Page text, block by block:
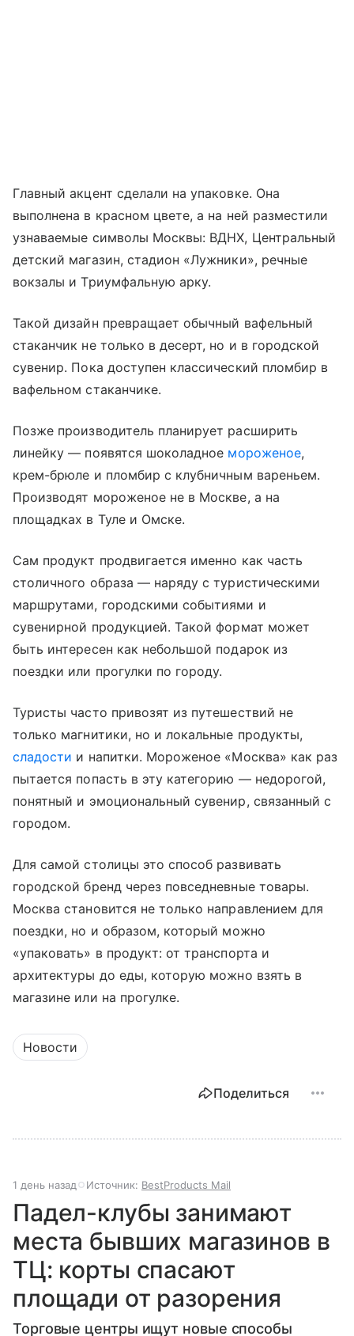
Главный акцент сделали на упаковке. Она
выполнена в красном цвете, а на ней разместили
узнаваемые символы Москвы: ВДНХ, Центральный
детский магазин, стадион «Лужники», речные
вокзалы и Триумфальную арку.
Такой дизайн превращает обычный вафельный
стаканчик не только в десерт, но и в городской
сувенир. Пока доступен классический пломбир в
вафельном стаканчике.
Позже производитель планирует расширить
линейку — появятся шоколадное мороженое,
крем-брюле и пломбир с клубничным вареньем.
Производят мороженое не в Москве, а на
площадках в Туле и Омске.
Сам продукт продвигается именно как часть
столичного образа — наряду с туристическими
маршрутами, городскими событиями и
сувенирной продукцией. Такой формат может
быть интересен как небольшой подарок из
поездки или прогулки по городу.
Туристы часто привозят из путешествий не
только магнитики, но и локальные продукты,
сладости и напитки. Мороженое «Москва» как раз
пытается попасть в эту категорию — недорогой,
понятный и эмоциональный сувенир, связанный с
городом.
Для самой столицы это способ развивать
городской бренд через повседневные товары.
Москва становится не только направлением для
поездки, но и образом, который можно
«упаковать» в продукт: от транспорта и
архитектуры до еды, которую можно взять в
магазине или на прогулке.
Новости
Поделиться
1 день назад Источник: BestProducts Mail
Падел-клубы занимают
места бывших магазинов в
ТЦ: корты спасают
площади от разорения
Торговые центры ищут новые способы